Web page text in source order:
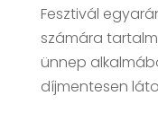
Fesztivál
számára
ünnep
díjmentesen